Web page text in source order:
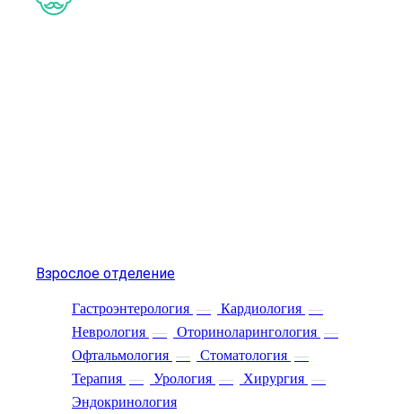
Взрослое отделение
Гастроэнтерология — Кардиология —
Неврология — Оториноларингология —
Офтальмология — Стоматология —
Терапия — Урология — Хирургия —
Эндокринология